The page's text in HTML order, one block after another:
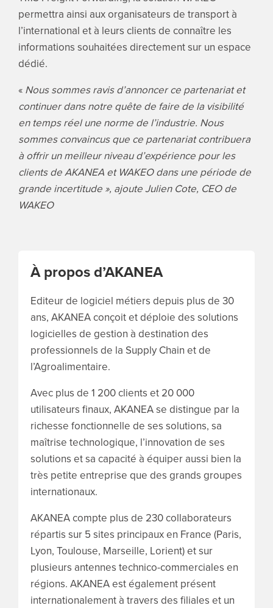
permettra ainsi aux organisateurs de transport à
l’international et à leurs clients de connaître les
informations souhaitées directement sur un espace
dédié.
« Nous sommes ravis d’annoncer ce partenariat et
continuer dans notre quête de faire de la visibilité
en temps réel une norme de l’industrie. Nous
sommes convaincus que ce partenariat contribuera
à offrir un meilleur niveau d’expérience pour les
clients de AKANEA et WAKEO dans une période de
grande incertitude », ajoute Julien Cote, CEO de
WAKEO
À propos d’AKANEA
Editeur de logiciel métiers depuis plus de 30
ans, AKANEA conçoit et déploie des solutions
logicielles de gestion à destination des
professionnels de la Supply Chain et de
l’Agroalimentaire.
Avec plus de 1 200 clients et 20 000
utilisateurs finaux, AKANEA se distingue par la
richesse fonctionnelle de ses solutions, sa
maîtrise technologique, l’innovation de ses
solutions et sa capacité à équiper aussi bien la
très petite entreprise que des grands groupes
internationaux.
AKANEA compte plus de 230 collaborateurs
répartis sur 5 sites principaux en France (Paris,
Lyon, Toulouse, Marseille, Lorient) et sur
plusieurs antennes technico-commerciales en
régions. AKANEA est également présent
internationalement à travers des filiales et un